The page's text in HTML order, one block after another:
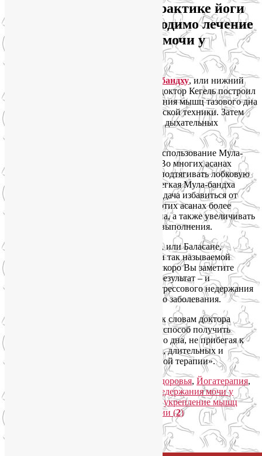
Мои рекомендации по практике йоги
для случаев, когда необходимо лечение
стрессового недержания мочи у
Мула-бандху, или нижний
энергетический замок. Я уверена, что доктор Кегель построил
свою систему упражнений для укрепления мышц тазового дна
именно на основе этой древней йогической техники. Затем
начинайте использовать Мула-бандху в дыхательных
Некоторые пранаямы подразумевают использование Мула-
. Во многих асанах
необходимо разворачивать таз вперед, подтягивать лобковую
кость и копчик вперед и вверх. Здесь легкая Мула-бандха
образуется сама собой, но если стоит задача избавиться от
непроизвольных утечек мочи, стоит в этих асанах более
активно сокращать мышцы тазового дна, а также увеличивать
количество подобных асан и время их выполнения.
И даже когда отдыхаете в позе Ребенка, или Баласане,
используйте эти моменты для практики так называемой
пульсирующей Мула-бандхи. И очень скоро Вы заметите
укрепление мышц тазового дна, а как результат – и
уменьшение утечек мочи вследствие стрессового недержания
мочи и других видов этого неприятного заболевания.
И еще раз советую всем прислушаться к словам доктора
Элисон Хуан: «Для женщин йога – это способ получить
больше контроля над мышцами тазового дна, не прибегая к
помощи традиционных дорогостоящих, длительных и
интенсивных методов реабилитационной терапии».
Йога для здоровья, Йогатерапия,
лечение недержания мочи у
,укрепление мышц
Комментарии (2)